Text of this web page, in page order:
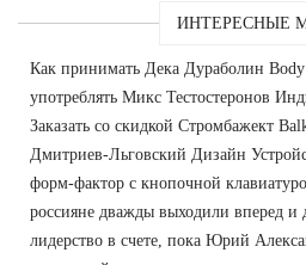
ИНТЕРЕСНЫЕ
Как принимать Дека Дураболин
употреблять Микс Тестостеронов
Заказать со скидкой Стромбажект
Дмитриев-Льговский Дизайн
форм-фактор с кнопочной
россияне дважды выходили вперед и
лидерство в счете, пока Юрий